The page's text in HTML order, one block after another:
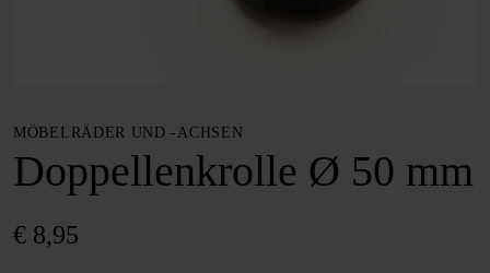
MÖBELRÄDER UND -ACHSEN
Doppellenkrolle Ø 50 mm
€ 8,95